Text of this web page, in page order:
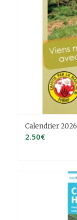
Calendrier 2026
2.50€